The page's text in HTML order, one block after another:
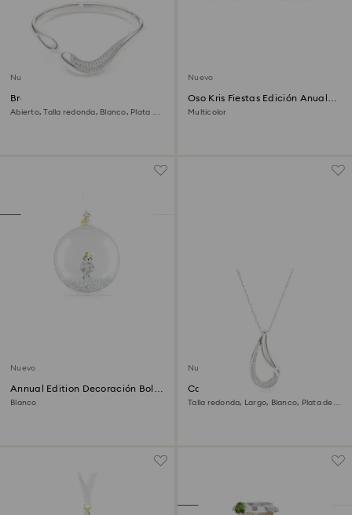
Nuevo
Brazalete Swarovski Classica
Abierto, Talla redonda, Blanco, Plata de
Nuevo
Oso Kris Fiestas Edición Anual
2026
Multicolor
Nuevo
Annual Edition Decoración Bola
2026
Blanco
Nuevo
Colgante Swarovski Classica
Talla redonda, Largo, Blanco, Plata de